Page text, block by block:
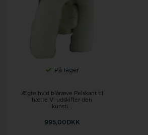
På lager
Ægte hvid blåræve Pelskant til
hætte Vi udskifter den
kunsti...
995,00DKK